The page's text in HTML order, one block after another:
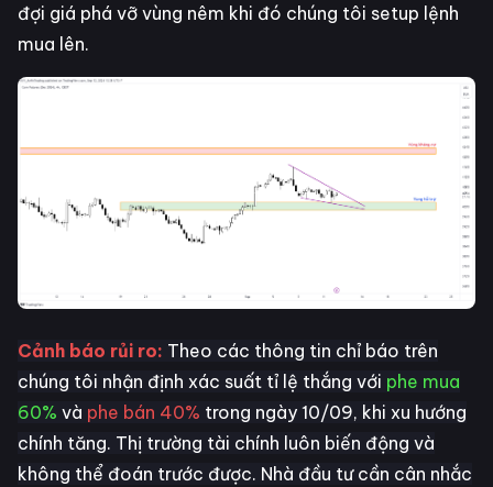
đợi giá phá vỡ vùng nêm khi đó chúng tôi setup lệnh
mua lên.
Cảnh báo rủi ro: Theo các thông tin chỉ báo trên
chúng tôi nhận định xác suất tỉ lệ thắng với phe mua
60% và phe bán 40% trong ngày 10/09, khi xu hướng
chính tăng. Thị trường tài chính luôn biến động và
không thể đoán trước được. Nhà đầu tư cần cân nhắc